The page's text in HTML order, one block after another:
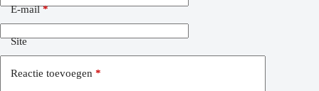
E-mail*
Site
Reactie toevoegen *